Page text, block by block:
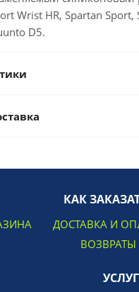
Wrist HR, Spartan Sport,
D5.
КАК
ДОСТАВКА И
ВОЗВРАТЫ